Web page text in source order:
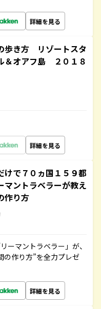
詳細を見る
歩き方 リゾートスタ
オアフ島 ２０１８
詳細を見る
で７０ヵ国１５９都
マントラベラーが教え
作り方
ーマントラベラー」が、
の作り方”を全力プレゼ
詳細を見る